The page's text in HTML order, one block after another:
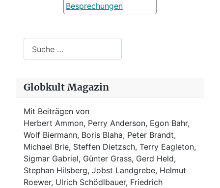
Besprechungen
Globkult Magazin
Mit Beiträgen von
Herbert Ammon, Perry Anderson, Egon Bahr,
Wolf Biermann, Boris Blaha, Peter Brandt,
Michael Brie, Steffen Dietzsch, Terry Eagleton,
Sigmar Gabriel, Günter Grass, Gerd Held,
Stephan Hilsberg, Jobst Landgrebe, Helmut
Roewer, Ulrich Schödlbauer, Friedrich